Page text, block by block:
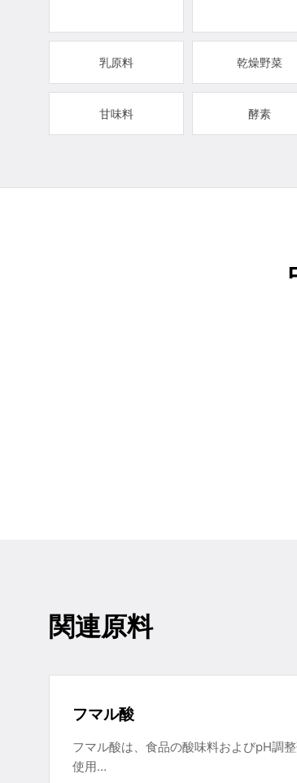
乳原料 乾燥野菜
甘味料 酵素
関連原料
フマル酸
フマル酸は、食品の酸味料およびpH調
使用…